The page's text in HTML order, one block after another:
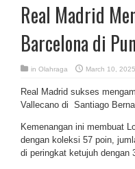
Real Madrid
Barcelona di
in Olahraga March 10, 2025
Real Madrid sukses
Vallecano di Santiago
Kemenangan ini membuat
dengan koleksi 57 poin,
di peringkat ketujuh dengan